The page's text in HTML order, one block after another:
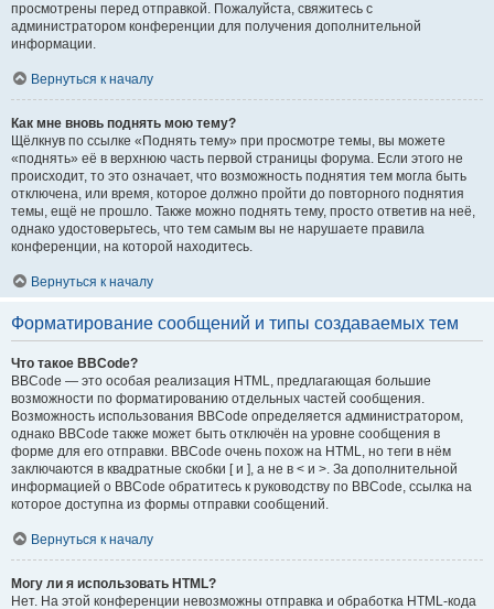
просмотрены перед отправкой. Пожалуйста, свяжитесь с
администратором конференции для получения дополнительной
информации.
Вернуться к началу
Как мне вновь поднять мою тему?
Щёлкнув по ссылке «Поднять тему» при просмотре темы, вы можете
«поднять» её в верхнюю часть первой страницы форума. Если этого не
происходит, то это означает, что возможность поднятия тем могла быть
отключена, или время, которое должно пройти до повторного поднятия
темы, ещё не прошло. Также можно поднять тему, просто ответив на неё,
однако удостоверьтесь, что тем самым вы не нарушаете правила
конференции, на которой находитесь.
Вернуться к началу
Форматирование сообщений и типы создаваемых тем
Что такое BBCode?
BBCode — это особая реализация HTML, предлагающая большие
возможности по форматированию отдельных частей сообщения.
Возможность использования BBCode определяется администратором,
однако BBCode также может быть отключён на уровне сообщения в
форме для его отправки. BBCode очень похож на HTML, но теги в нём
заключаются в квадратные скобки [ и ], а не в < и >. За дополнительной
информацией о BBCode обратитесь к руководству по BBCode, ссылка на
которое доступна из формы отправки сообщений.
Вернуться к началу
Могу ли я использовать HTML?
Нет. На этой конференции невозможны отправка и обработка HTML-кода